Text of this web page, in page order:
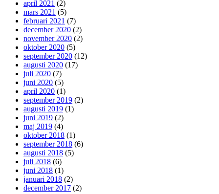
april 2021 (2)
mars 2021 (5)
februari 2021 (7)
december 2020 (2)
november 2020 (2)
oktober 2020 (5)
september 2020 (12)
augusti 2020 (17)
juli 2020 (7)
juni 2020 (5)
april 2020 (1)
september 2019 (2)
augusti 2019 (1)
juni 2019 (2)
maj 2019 (4)
oktober 2018 (1)
september 2018 (6)
augusti 2018 (5)
juli 2018 (6)
juni 2018 (1)
januari 2018 (2)
december 2017 (2)